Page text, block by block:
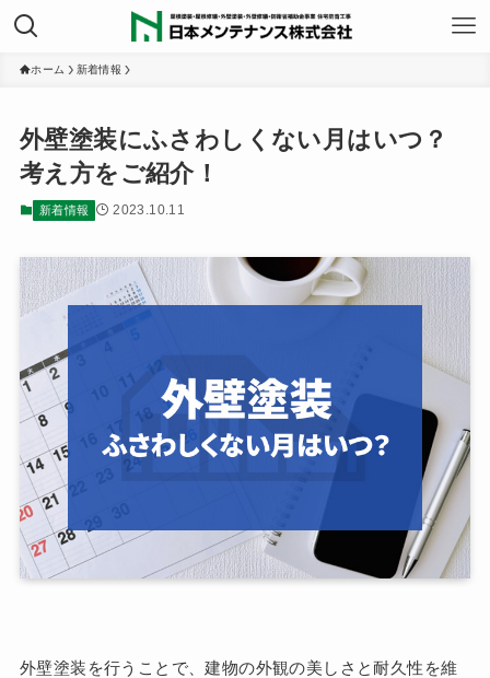
ホーム 新着情報
外壁塗装にふさわしくない月はいつ？
考え方をご紹介！
新着情報 2023.10.11
外壁塗装を行うことで、建物の外観の美しさと耐久性を維